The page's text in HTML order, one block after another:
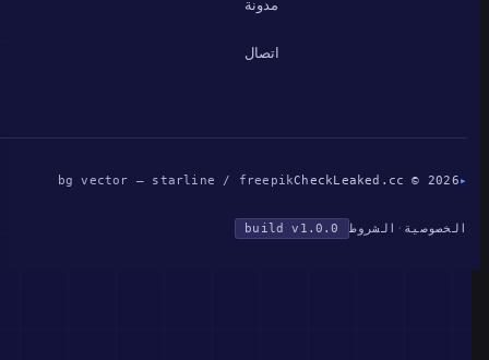
مدونة
اتصال
CheckLeaked.cc © 2026
bg vector — starline / freepik
الخصوصية·الشروط build v1.0.0